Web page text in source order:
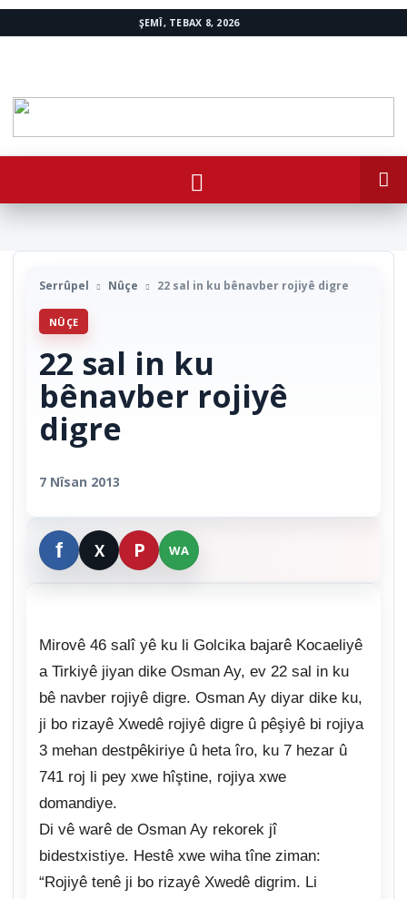
ŞEMÎ, TEBAX 8, 2026
Serrûpel Nûçe 22 sal in ku bênavber rojiyê digre
NÛÇE
22 sal in ku
bênavber rojiyê
digre
7 Nîsan 2013
Mirovê 46 salî yê ku li Golcika bajarê Kocaeliyê
a Tirkiyê jiyan dike Osman Ay, ev 22 sal in ku
bê navber rojiyê digre. Osman Ay diyar dike ku,
ji bo rizayê Xwedê rojiyê digre û pêşiyê bi rojiya
3 mehan destpêkiriye û heta îro, ku 7 hezar û
741 roj li pey xwe hîştine, rojiya xwe
domandiye.
Di vê warê de Osman Ay rekorek jî
bidestxistiye. Hestê xwe wiha tîne ziman:
“Rojiyê tenê ji bo rizayê Xwedê digrim. Li